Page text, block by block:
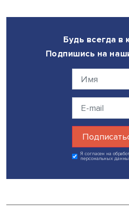
отношениям и зарубежным
Дмитрий Отинов
сотрудничества новой
партнером азиатского
департамента зарубежного
Ольга Волосюк.
Мероприятие было
зарубежного регионоведения
экономики и мировой политики
ВШЭ в рамках постоянно
Дата публикации: 17.11.2022